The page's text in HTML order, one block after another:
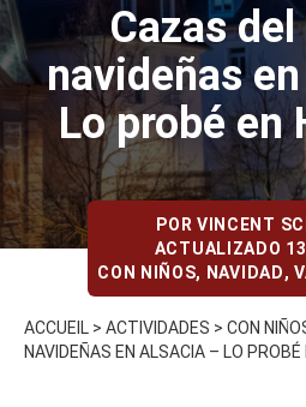
Cazas
navideñas
Lo probé en
POR VINCENT
ACTUALIZADO
CON NIÑOS, NAVIDAD,
ACCUEIL > ACTIVIDADES > CON
NAVIDEÑAS EN ALSACIA – LO PROBÉ